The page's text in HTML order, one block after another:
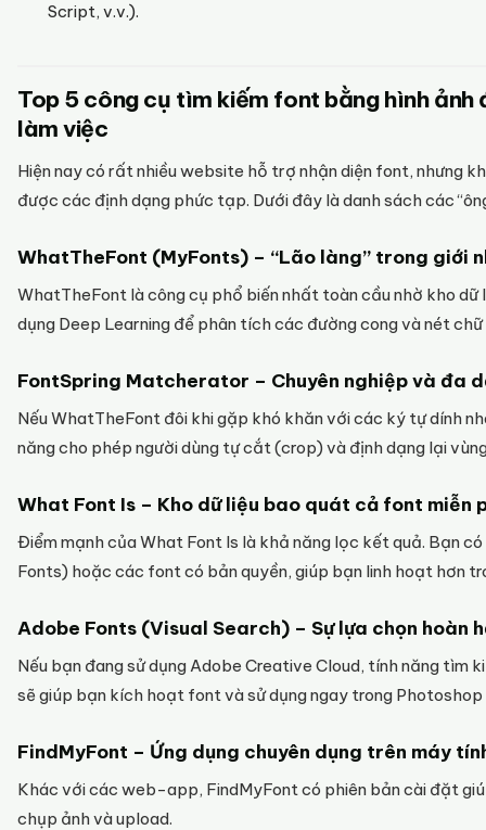
Script, v.v.).
Top 5 công cụ tìm kiếm font bằng hình
làm việc
Hiện nay có rất nhiều website hỗ trợ nhận diện font, nhưng
được các định dạng phức tạp. Dưới đây là danh sách các
WhatTheFont (MyFonts) – “Lão làng” trong giới
WhatTheFont là công cụ phổ biến nhất toàn cầu nhờ kho
dụng Deep Learning để phân tích các đường cong và nét
FontSpring Matcherator – Chuyên nghiệp và đa
Nếu WhatTheFont đôi khi gặp khó khăn với các ký tự dính
năng cho phép người dùng tự cắt (crop) và định dạng lại
What Font Is – Kho dữ liệu bao quát cả font miễn
Điểm mạnh của What Font Is là khả năng lọc kết quả. Bạn
Fonts) hoặc các font có bản quyền, giúp bạn linh hoạt hơn
Adobe Fonts (Visual Search) – Sự lựa chọn hoàn
Nếu bạn đang sử dụng Adobe Creative Cloud, tính năng tìm
sẽ giúp bạn kích hoạt font và sử dụng ngay trong
FindMyFont – Ứng dụng chuyên dụng trên máy
Khác với các web-app, FindMyFont có phiên bản cài đặt
chụp ảnh và upload.